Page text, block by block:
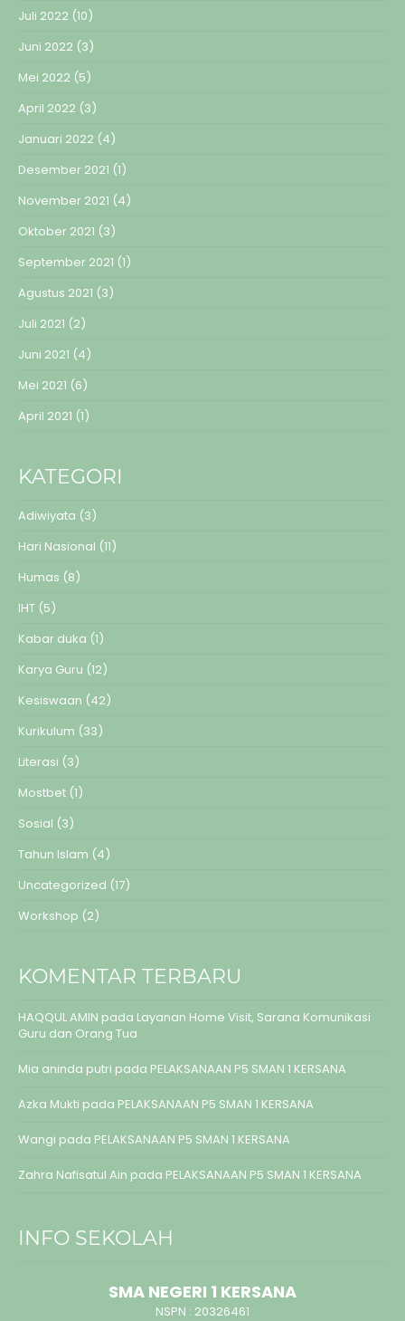
Juli 2022 (10)
Juni 2022 (3)
Mei 2022 (5)
April 2022 (3)
Januari 2022 (4)
Desember 2021 (1)
November 2021 (4)
Oktober 2021 (3)
September 2021 (1)
Agustus 2021 (3)
Juli 2021 (2)
Juni 2021 (4)
Mei 2021 (6)
April 2021 (1)
KATEGORI
Adiwiyata (3)
Hari Nasional (11)
Humas (8)
IHT (5)
Kabar duka (1)
Karya Guru (12)
Kesiswaan (42)
Kurikulum (33)
Literasi (3)
Mostbet (1)
Sosial (3)
Tahun Islam (4)
Uncategorized (17)
Workshop (2)
KOMENTAR TERBARU
HAQQUL AMIN pada Layanan Home Visit, Sarana Komunikasi
Guru dan Orang Tua
Mia aninda putri pada PELAKSANAAN P5 SMAN 1 KERSANA
Azka Mukti pada PELAKSANAAN P5 SMAN 1 KERSANA
Wangi pada PELAKSANAAN P5 SMAN 1 KERSANA
Zahra Nafisatul Ain pada PELAKSANAAN P5 SMAN 1 KERSANA
INFO SEKOLAH
SMA NEGERI 1 KERSANA
NSPN : 20326461